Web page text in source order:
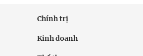
Chính trị
Kinh doanh